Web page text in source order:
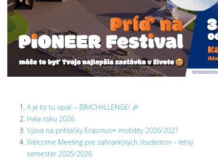
A je to tu opäť – BIMCHALLENGE! 🎉
Hala roku 2026
Výzva na prihlášky Erasmus+ mobility 2026/2027
Welcome Meeting pre zahraničných študentov – letný
semester 2025/2026